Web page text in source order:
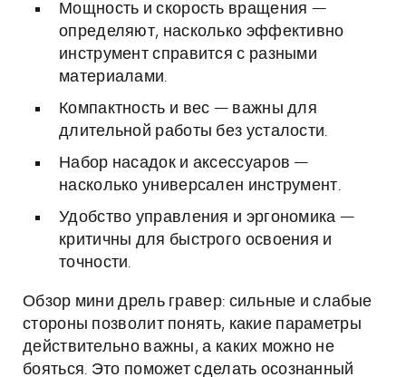
Мощность и скорость вращения —
определяют, насколько эффективно
инструмент справится с разными
материалами.
Компактность и вес — важны для
длительной работы без усталости.
Набор насадок и аксессуаров —
насколько универсален инструмент.
Удобство управления и эргономика —
критичны для быстрого освоения и
точности.
Обзор мини дрель гравер: сильные и слабые
стороны позволит понять, какие параметры
действительно важны, а каких можно не
бояться. Это поможет сделать осознанный